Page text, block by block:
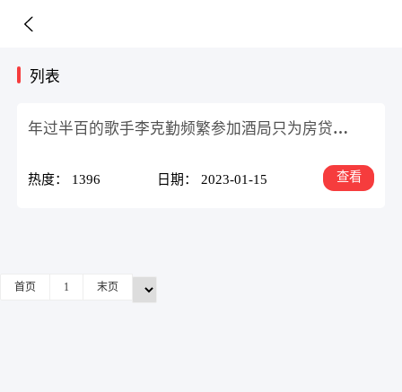
列表
年过半百的歌手李克勤频繁参加酒局只为房贷和车贷
热度： 1396 日期： 2023-01-15 查看
首页 1 末页